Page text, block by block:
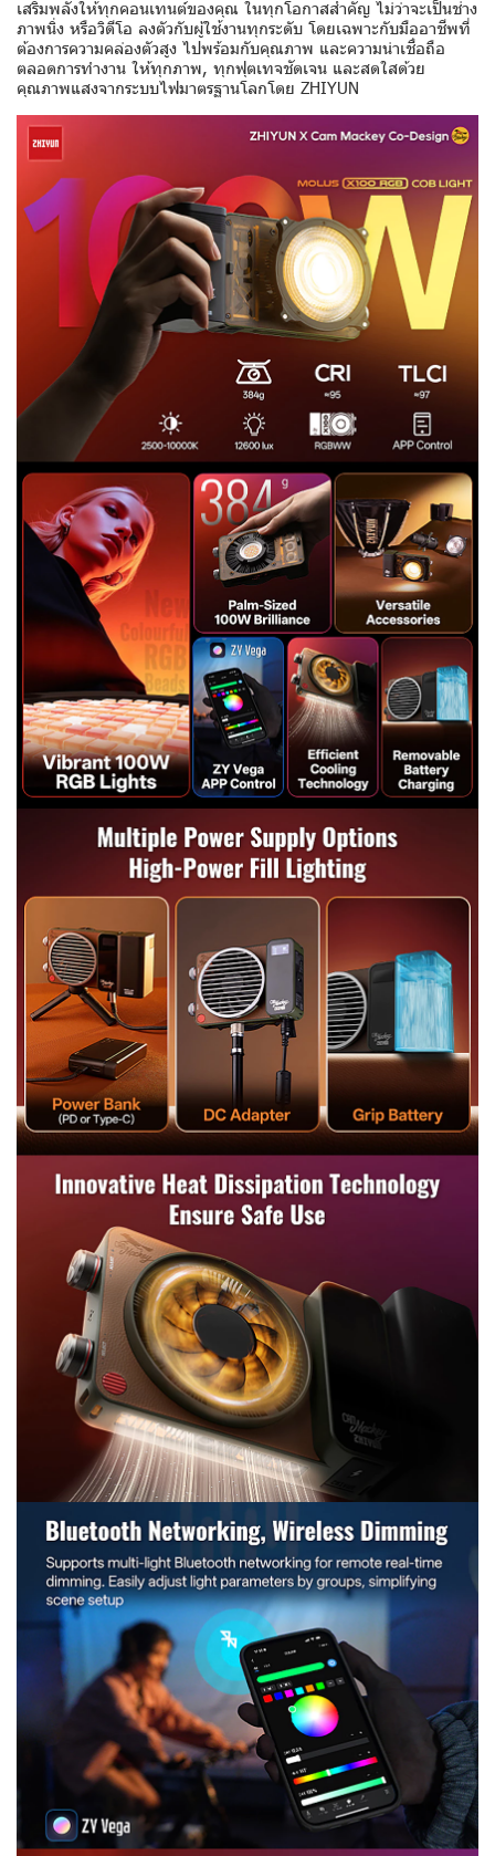
เสริมพลังให้ทุกคอนเทนต์ของคุณ ในทุกโอกาสสำคัญ ไม่ว่าจะเป็นช่าง
ภาพนิ่ง หรือวิดีโอ ลงตัวกับผู้ใช้งานทุกระดับ โดยเฉพาะกับมืออาชีพที่
ต้องการความคล่องตัวสูง ไปพร้อมกับคุณภาพ และความน่าเชื่อถือ
ตลอดการทำงาน ให้ทุกภาพ, ทุกฟุตเทจชัดเจน และสดใสด้วย
คุณภาพแสงจากระบบไฟมาตรฐานโลกโดย ZHIYUN